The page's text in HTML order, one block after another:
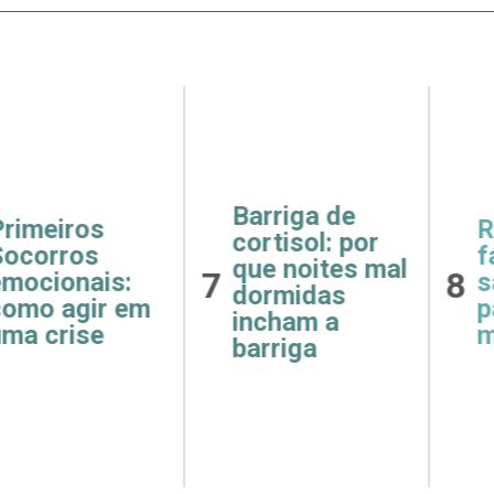
de
por
mal
a
Receitas
fáceis e
saudáveis
para o café da
manhã
9
e